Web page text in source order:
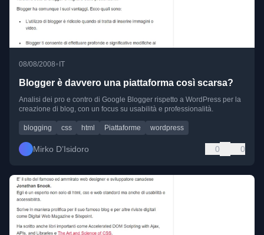
08/08/2008•IT
Blogger è davvero una piattaforma così scarsa?
Analisi dei pro e contro di Google Blogger rispetto a WordPress per la
creazione di blog, con un focus su usabilità e professionalità.
blogging css html Piattaforme wordpress
Mirko D’Isidoro 0 0